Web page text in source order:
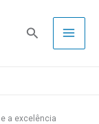
Pesquisa
a excelência